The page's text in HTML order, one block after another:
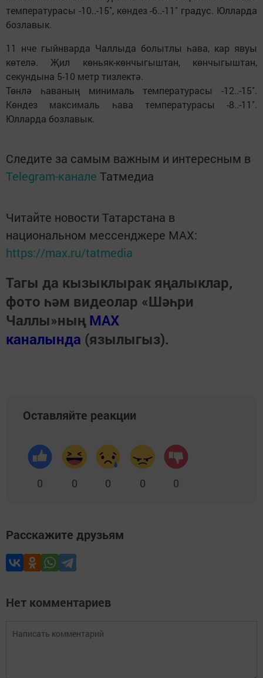
температурасы -10..-15˚, көндез -6..-11˚ градус. Юлларда
бозлавык.
11 нче гыйнварда Чаллыда болытлы һава, кар явуы
көтелә. Җил көньяк-көнчыгыштан, көнчыгыштан,
секундына 5-10 метр тизлектә.
Төнлә һаваның минималь температурасы -12..-15˚.
Көндез максималь һава температурасы -8..-11˚.
Юлларда бозлавык.
Следите за самым важным и интересным в
Telegram-канале Татмедиа
Читайте новости Татарстана в
национальном мессенджере MАХ:
https://max.ru/tatmedia
Тагы да кызыклырак яңалыклар,
фото һәм видеолар «Шәһри
Чаллы»ның MAX
каналында (язылыгыз).
Оставляйте реакции
0 0 0 0 0
Расскажите друзьям
Нет комментариев